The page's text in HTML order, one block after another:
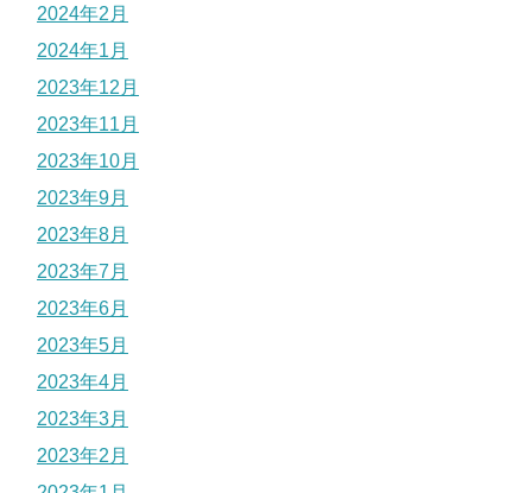
2024年2月
2024年1月
2023年12月
2023年11月
2023年10月
2023年9月
2023年8月
2023年7月
2023年6月
2023年5月
2023年4月
2023年3月
2023年2月